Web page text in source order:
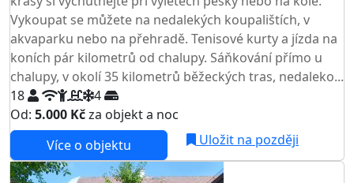
Vykoupat se můžete na nedalekých koupalištích, v
akvaparku nebo na přehradě. Tenisové kurty a jízda na
koních pár kilometrů od chalupy. Sáňkování přímo u
chalupy, v okolí 35 kilometrů běžeckých tras, nedaleko...
18
4
Od: 5.000 Kčza objekt a noc
Více o objektu Uložit na později